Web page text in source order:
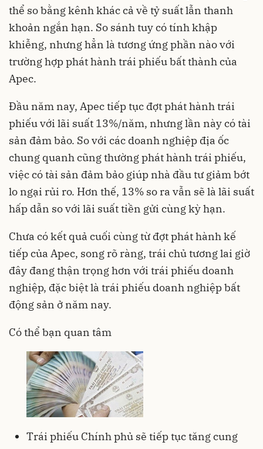
thể so bằng kênh khác cả về tỷ suất lẫn thanh
khoản ngắn hạn. So sánh tuy có tính khập
khiễng, nhưng hẳn là tương ứng phần nào với
trường hợp phát hành trái phiếu bất thành của
Apec.
Đầu năm nay, Apec tiếp tục đợt phát hành trái
phiếu với lãi suất 13%/năm, nhưng lần này có tài
sản đảm bảo. So với các doanh nghiệp địa ốc
chung quanh cũng thường phát hành trái phiếu,
việc có tài sản đảm bảo giúp nhà đầu tư giảm bớt
lo ngại rủi ro. Hơn thế, 13% so ra vẫn sẽ là lãi suất
hấp dẫn so với lãi suất tiền gửi cùng kỳ hạn.
Chưa có kết quả cuối cùng từ đợt phát hành kế
tiếp của Apec, song rõ ràng, trái chủ tương lai giờ
đây đang thận trọng hơn với trái phiếu doanh
nghiệp, đặc biệt là trái phiếu doanh nghiệp bất
động sản ở năm nay.
Có thể bạn quan tâm
Trái phiếu Chính phủ sẽ tiếp tục tăng cung